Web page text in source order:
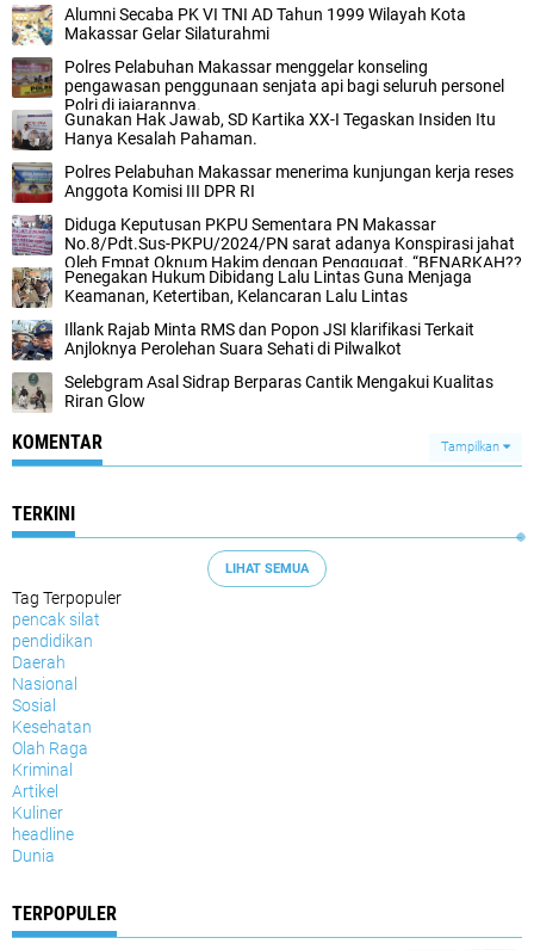
Alumni Secaba PK VI TNI AD Tahun 1999 Wilayah Kota
Makassar Gelar Silaturahmi
Polres Pelabuhan Makassar menggelar konseling
pengawasan penggunaan senjata api bagi seluruh personel
Polri di jajarannya.
Gunakan Hak Jawab, SD Kartika XX-I Tegaskan Insiden Itu
Hanya Kesalah Pahaman.
Polres Pelabuhan Makassar menerima kunjungan kerja reses
Anggota Komisi III DPR RI
Diduga Keputusan PKPU Sementara PN Makassar
No.8/Pdt.Sus-PKPU/2024/PN sarat adanya Konspirasi jahat
Oleh Empat Oknum Hakim dengan Penggugat. “BENARKAH??
Penegakan Hukum Dibidang Lalu Lintas Guna Menjaga
Keamanan, Ketertiban, Kelancaran Lalu Lintas
Illank Rajab Minta RMS dan Popon JSI klarifikasi Terkait
Anjloknya Perolehan Suara Sehati di Pilwalkot
Selebgram Asal Sidrap Berparas Cantik Mengakui Kualitas
Riran Glow
KOMENTAR Tampilkan
TERKINI
LIHAT SEMUA
Tag Terpopuler
pencak silat
pendidikan
Daerah
Nasional
Sosial
Kesehatan
Olah Raga
Kriminal
Artikel
Kuliner
headline
Dunia
TERPOPULER